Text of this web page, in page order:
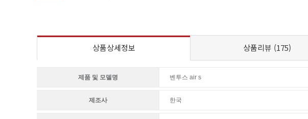
상품상세정보 상품리뷰 (175)
제품 및 모델명 벤투스 air s
제조사 한국